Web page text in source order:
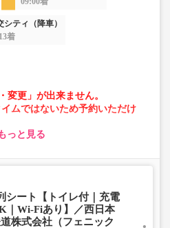
シティ（降車）
着
変更」が出来ません。
ムではないため予約いただけ
場合がございます。これに伴
い。
っと見る
シート【トイレ付｜充電
｜Wi-Fiあり】／西日本
株式会社（フェニック